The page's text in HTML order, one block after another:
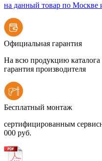
на данный товар по Москве
Официальная гарантия
На всю продукцию каталога
гарантия производителя
Бесплатный монтаж
сертифицированным
000 руб.